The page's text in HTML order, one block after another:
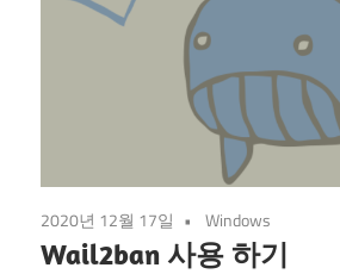
2020년 12월 17일 Windows
Wail2ban 사용 하기